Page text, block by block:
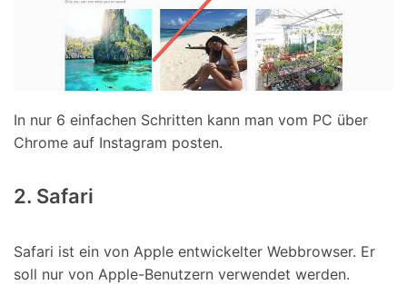
In nur 6 einfachen Schritten kann man vom PC über
Chrome auf Instagram posten.
2. Safari
Safari ist ein von Apple entwickelter Webbrowser. Er
soll nur von Apple-Benutzern verwendet werden.